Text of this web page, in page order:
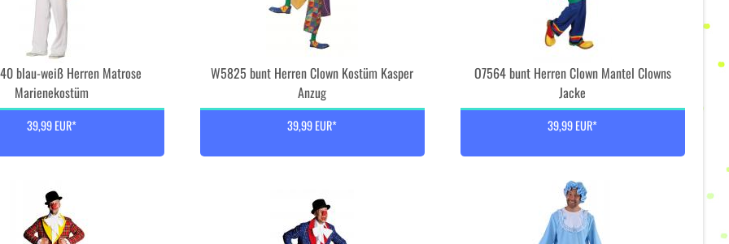
blau-weiß Herren Matrose
Marienekostüm
39,99 EUR*
W5825 bunt Herren Clown Kostüm Kasper
Anzug
39,99 EUR*
O7564 bunt Herren Clown Mantel Clowns
Jacke
39,99 EUR*